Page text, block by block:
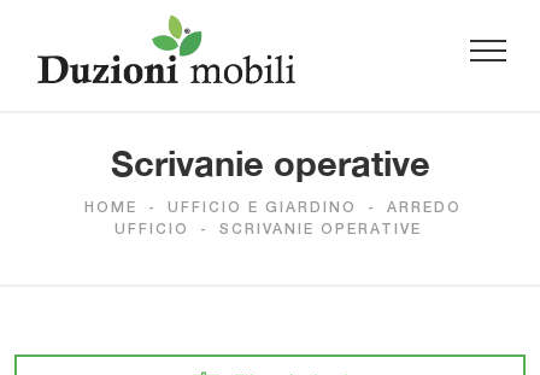
Scrivanie operative
HOME - UFFICIO E GIARDINO -
ARREDO
UFFICIO
- SCRIVANIE OPERATIVE